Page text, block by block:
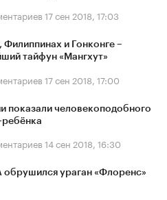
17 сен 2018, 17:03
Филиппинах и Гонконге –
тайфун «Мангхут»
17 сен 2018, 17:00
показали человекоподобного
14 сен 2018, 16:30
ураган «Флоренс»